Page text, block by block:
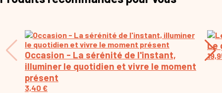
Occasion - La sérénité de l'instant,
illuminer le quotidien et vivre le moment
présent
3,40 €
Le